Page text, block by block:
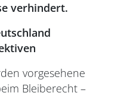
verhindert.
vorgesehene
Bleiberecht –